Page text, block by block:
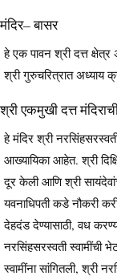
मंदिर– बासर
हे एक पावन श्री दत्त क्षेत्र
श्री गुरुचरित्रात
श्री एकमुखी दत्त
हे मंदिर श्री
आख्यायिका आहेत. श्री
दूर केली आणि श्री
यवनाधिपती कडे नौकरी
देहदंड देण्यासाठी, वध
नरसिंहसरस्वती स्वामींची
स्वामींना सांगितली, श्री